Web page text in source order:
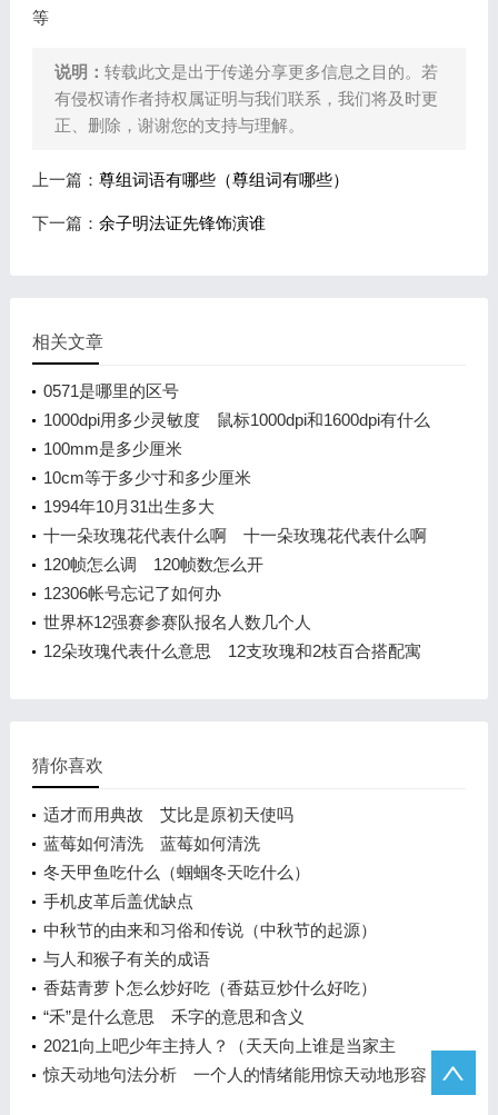
等
说明： 转载此文是出于传递分享更多信息之目的。若
有侵权请作者持权属证明与我们联系，我们将及时更
正、删除，谢谢您的支持与理解。
上一篇： 尊组词语有哪些（尊组词有哪些）
下一篇： 余子明法证先锋饰演谁
相关文章
0571是哪里的区号
1000dpi用多少灵敏度 鼠标1000dpi和1600dpi有什么
区别
100mm是多少厘米
10cm等于多少寸和多少厘米
1994年10月31出生多大
十一朵玫瑰花代表什么啊 十一朵玫瑰花代表什么啊
120帧怎么调 120帧数怎么开
12306帐号忘记了如何办
世界杯12强赛参赛队报名人数几个人
12朵玫瑰代表什么意思 12支玫瑰和2枝百合搭配寓
猜你喜欢
适才而用典故 艾比是原初天使吗
蓝莓如何清洗 蓝莓如何清洗
冬天甲鱼吃什么（蝈蝈冬天吃什么）
手机皮革后盖优缺点
中秋节的由来和习俗和传说（中秋节的起源）
与人和猴子有关的成语
香菇青萝卜怎么炒好吃（香菇豆炒什么好吃）
“禾”是什么意思 禾字的意思和含义
2021向上吧少年主持人？（天天向上谁是当家主
持？）
惊天动地句法分析 一个人的情绪能用惊天动地形容